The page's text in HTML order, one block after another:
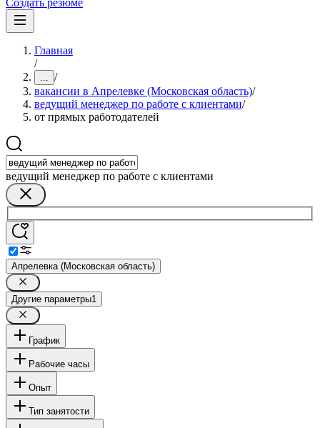
Создать резюме
Главная
/
... /
вакансии в Апрелевке (Московская область)/
ведущий менеджер по работе с клиентами/
от прямых работодателей
ведущий менеджер по работе с клиентами
Апрелевка (Московская область)
Другие параметры1
График
Рабочие часы
Опыт
Тип занятости